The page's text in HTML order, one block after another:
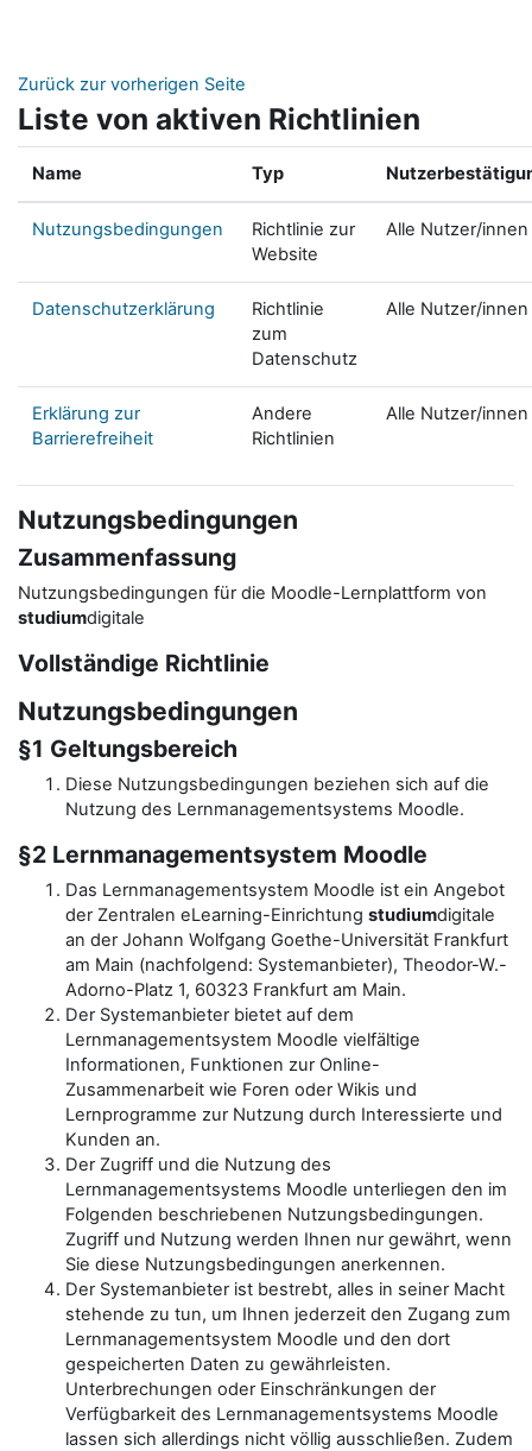
Zurück zur vorherigen Seite
Liste von aktiven Richtlinien
Name Typ
Nutzungsbedingungen
Richtlinie zur
Website
Alle Nutzer/innen
Datenschutzerklärung
Richtlinie
zum
Datenschutz
Alle Nutzer/innen
Erklärung zur
Barrierefreiheit
Andere
Richtlinien
Alle Nutzer/innen
Nutzungsbedingungen
Zusammenfassung
Nutzungsbedingungen für die Moodle-Lernplattform von
studiumdigitale
Vollständige Richtlinie
Nutzungsbedingungen
§1 Geltungsbereich
Diese Nutzungsbedingungen beziehen sich auf die
Nutzung des Lernmanagementsystems Moodle.
§2 Lernmanagementsystem Moodle
Das Lernmanagementsystem Moodle ist ein Angebot
der Zentralen eLearning-Einrichtung studiumdigitale
an der Johann Wolfgang Goethe-Universität Frankfurt
am Main (nachfolgend: Systemanbieter), Theodor-W.-
Adorno-Platz 1, 60323 Frankfurt am Main.
Der Systemanbieter bietet auf dem
Lernmanagementsystem Moodle vielfältige
Informationen, Funktionen zur Online-
Zusammenarbeit wie Foren oder Wikis und
Lernprogramme zur Nutzung durch Interessierte und
Kunden an.
Der Zugriff und die Nutzung des
Lernmanagementsystems Moodle unterliegen den im
Folgenden beschriebenen Nutzungsbedingungen.
Zugriff und Nutzung werden Ihnen nur gewährt, wenn
Sie diese Nutzungsbedingungen anerkennen.
Der Systemanbieter ist bestrebt, alles in seiner Macht
stehende zu tun, um Ihnen jederzeit den Zugang zum
Lernmanagementsystem Moodle und den dort
gespeicherten Daten zu gewährleisten.
Unterbrechungen oder Einschränkungen der
Verfügbarkeit des Lernmanagementsystems Moodle
lassen sich allerdings nicht völlig ausschließen. Zudem